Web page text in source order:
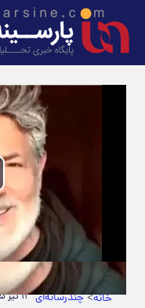
حجم ویدیو: 12.71M
خانه>چندرسانه‌ای ۱۱ تیر ۱۴۰۵